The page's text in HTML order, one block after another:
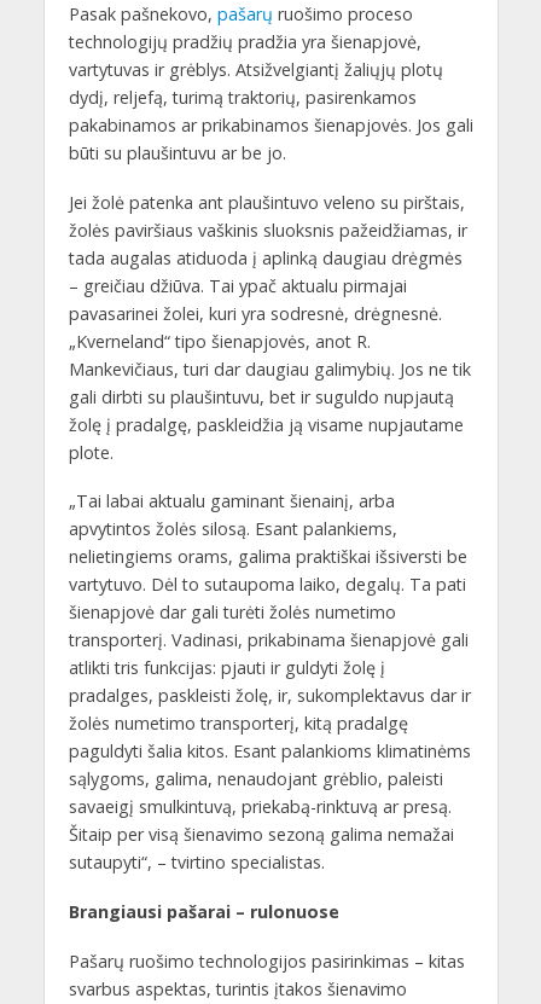
Pasak pašnekovo, pašarų ruošimo proceso
technologijų pradžių pradžia yra šienapjovė,
vartytuvas ir grėblys. Atsižvelgiantį žaliųjų plotų
dydį, reljefą, turimą traktorių, pasirenkamos
pakabinamos ar prikabinamos šienapjovės. Jos gali
būti su plaušintuvu ar be jo.
Jei žolė patenka ant plaušintuvo veleno su pirštais,
žolės paviršiaus vaškinis sluoksnis pažeidžiamas, ir
tada augalas atiduoda į aplinką daugiau drėgmės
– greičiau džiūva. Tai ypač aktualu pirmajai
pavasarinei žolei, kuri yra sodresnė, drėgnesnė.
„Kverneland“ tipo šienapjovės, anot R.
Mankevičiaus, turi dar daugiau galimybių. Jos ne tik
gali dirbti su plaušintuvu, bet ir suguldo nupjautą
žolę į pradalgę, paskleidžia ją visame nupjautame
plote.
„Tai labai aktualu gaminant šienainį, arba
apvytintos žolės silosą. Esant palankiems,
nelietingiems orams, galima praktiškai išsiversti be
vartytuvo. Dėl to sutaupoma laiko, degalų. Ta pati
šienapjovė dar gali turėti žolės numetimo
transporterį. Vadinasi, prikabinama šienapjovė gali
atlikti tris funkcijas: pjauti ir guldyti žolę į
pradalges, paskleisti žolę, ir, sukomplektavus dar ir
žolės numetimo transporterį, kitą pradalgę
paguldyti šalia kitos. Esant palankioms klimatinėms
sąlygoms, galima, nenaudojant grėblio, paleisti
savaeigį smulkintuvą, priekabą-rinktuvą ar presą.
Šitaip per visą šienavimo sezoną galima nemažai
sutaupyti“, – tvirtino specialistas.
Brangiausi pašarai – rulonuose
Pašarų ruošimo technologijos pasirinkimas – kitas
svarbus aspektas, turintis įtakos šienavimo